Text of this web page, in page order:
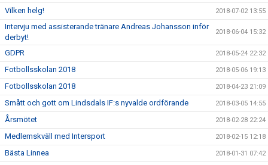
Vilken helg! 2018-07-02 13:55
Intervju med assisterande tränare Andreas Johansson inför
derbyt!
2018-06-04 15:32
GDPR 2018-05-24 22:32
Fotbollsskolan 2018 2018-05-06 19:13
Fotbollsskolan 2018 2018-04-23 21:09
Smått och gott om Lindsdals IF:s nyvalde ordförande 2018-03-05 14:55
Årsmötet 2018-02-28 22:24
Medlemskväll med Intersport 2018-02-15 12:18
Bästa Linnea 2018-01-31 07:42